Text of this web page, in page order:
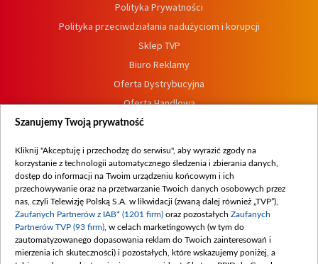
Polityka Prywatności
Polityka przeciwdziałania nadużyciom i korupcji
Sklep TVP
Biuro Reklamy
Oferta Dystrybucyjna
Oferta Handlowa
Dostępność
Procedura zgłoszeń wewnętrznych
Szanujemy Twoją prywatność
Kliknij "Akceptuję i przechodzę do serwisu", aby wyrazić zgody na
korzystanie z technologii automatycznego śledzenia i zbierania danych,
dostęp do informacji na Twoim urządzeniu końcowym i ich
przechowywanie oraz na przetwarzanie Twoich danych osobowych przez
nas, czyli Telewizję Polską S.A. w likwidacji (zwaną dalej również „TVP”),
Zaufanych Partnerów z IAB* (1201 firm) oraz pozostałych Zaufanych
Partnerów TVP (93 firm) , w celach marketingowych (w tym do
zautomatyzowanego dopasowania reklam do Twoich zainteresowań i
mierzenia ich skuteczności) i pozostałych, które wskazujemy poniżej, a